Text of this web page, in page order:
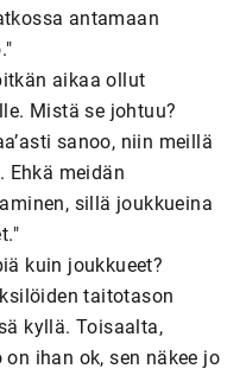
antamaan
aikaa ollut
Mistä se johtuu?
sanoo, niin meillä
Ehkä meidän
sillä joukkueina
kuin joukkueet?
taitotason
kyllä. Toisaalta,
ihan ok, sen näkee jo